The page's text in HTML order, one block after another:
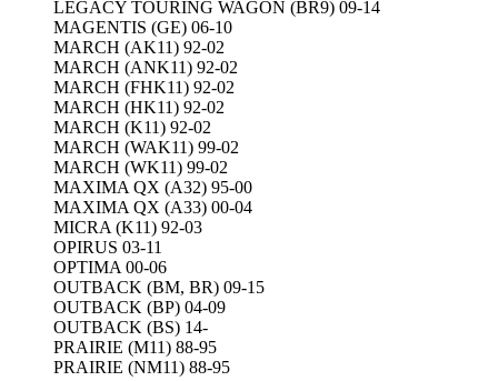
LEGACY TOURING WAGON (BR9) 09-14
MAGENTIS (GE) 06-10
MARCH (AK11) 92-02
MARCH (ANK11) 92-02
MARCH (FHK11) 92-02
MARCH (HK11) 92-02
MARCH (K11) 92-02
MARCH (WAK11) 99-02
MARCH (WK11) 99-02
MAXIMA QX (A32) 95-00
MAXIMA QX (A33) 00-04
MICRA (K11) 92-03
OPIRUS 03-11
OPTIMA 00-06
OUTBACK (BM, BR) 09-15
OUTBACK (BP) 04-09
OUTBACK (BS) 14-
PRAIRIE (M11) 88-95
PRAIRIE (NM11) 88-95